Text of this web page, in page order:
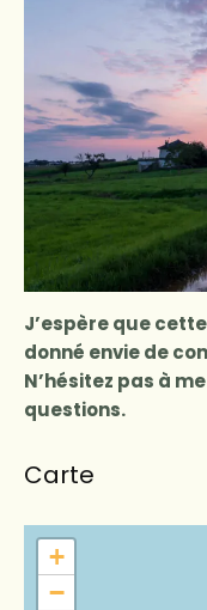
J’espère que
donné envie de
N’hésitez pas à
questions.
Carte
+
−